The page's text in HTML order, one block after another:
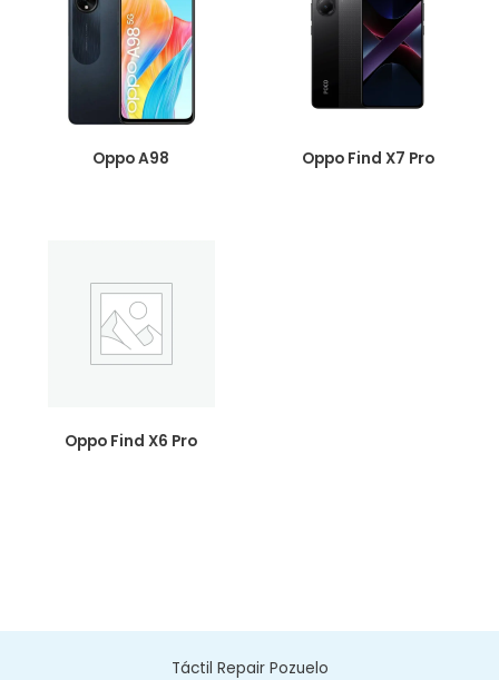
Oppo A98 Oppo Find X7 Pro
Oppo Find X6 Pro
Táctil Repair Pozuelo